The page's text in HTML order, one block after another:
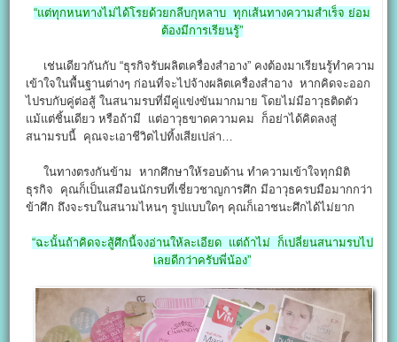
“แต่ทุกหนทางไม่ได้โรยด้วยกลีบกุหลาบ ทุกเส้นทางความสำเร็จ ย่อม
ต้องมีการเรียนรู้”
เช่นเดียวกันกับ “ธุรกิจรับผลิตเครื่องสำอาง” คงต้องมาเรียนรู้ทำความ
เข้าใจในพื้นฐานต่างๆ ก่อนที่จะไปจ้างผลิตเครื่องสำอาง หากคิดจะออก
ไปรบกับคู่ต่อสู้ ในสนามรบที่มีคู่แข่งขันมากมาย โดยไม่มีอาวุธติดตัว
แม้แต่ชิ้นเดียว หรือถ้ามี แต่อาวุธขาดความคม ก็อย่าได้คิดลงสู่
สนามรบนี้ คุณจะเอาชีวิตไปทิ้งเสียเปล่า…
ในทางตรงกันข้าม หากศึกษาให้รอบด้าน ทำความเข้าใจทุกมิติ
ธุรกิจ คุณก็เป็นเสมือนนักรบที่เชี่ยวชาญการศึก มีอาวุธครบมือมากกว่า
ข้าศึก ถึงจะรบในสนามไหนๆ รูปแบบใดๆ คุณก็เอาชนะศึกได้ไม่ยาก
“ฉะนั้นถ้าคิดจะสู้ศึกนี้จงอ่านให้ละเอียด แต่ถ้าไม่ ก็เปลี่ยนสนามรบไป
เลยดีกว่าครับพี่น้อง”